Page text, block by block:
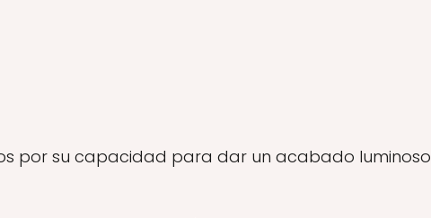
por su capacidad para dar un acabado luminoso